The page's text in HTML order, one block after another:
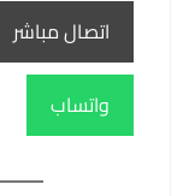
اتصال مباشر
واتساب